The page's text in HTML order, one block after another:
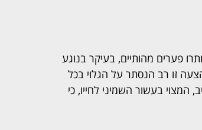
פערים מהותיים, בעיקר בנוגע
זו רב הנסתר על הגלוי בכל
המצוי בעשור השמיני לחייו, כי